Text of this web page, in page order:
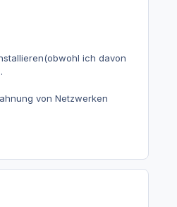
ich davon
von Netzwerken